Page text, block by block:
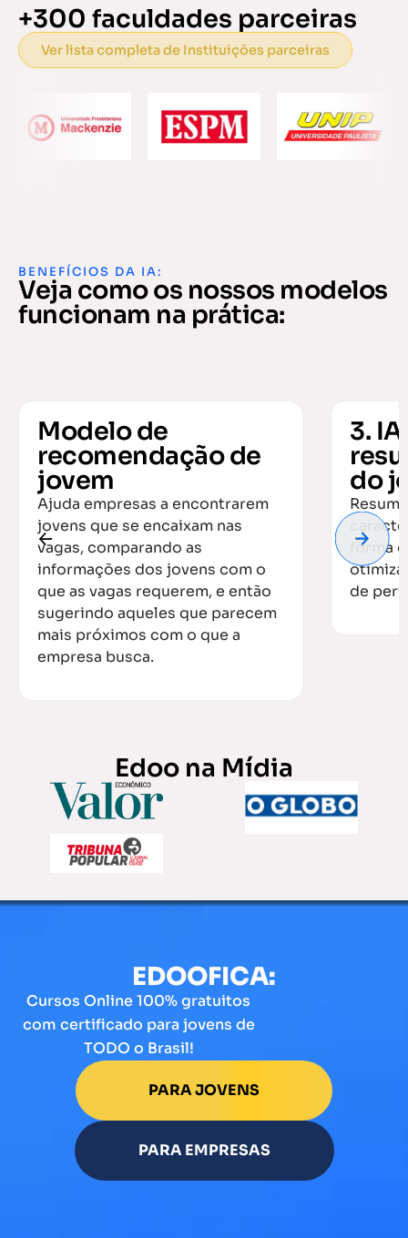
+300 faculdades parceiras
Ver lista completa de Instituições parceiras
BENEFÍCIOS DA IA:
Veja como os nossos modelos
funcionam na prática:
Modelo de
recomendação de
jovem
Ajuda empresas a encontrarem
jovens que se encaixam nas
vagas, comparando as
informações dos jovens com o
que as vagas requerem, e então
sugerindo aqueles que parecem
mais próximos com o que a
empresa busca.
3.
do
forma
de
Edoo na Mídia
EDOOFICA:
Cursos Online 100% gratuitos
com certificado para jovens de
TODO o Brasil!
PARA JOVENS
PARA EMPRESAS